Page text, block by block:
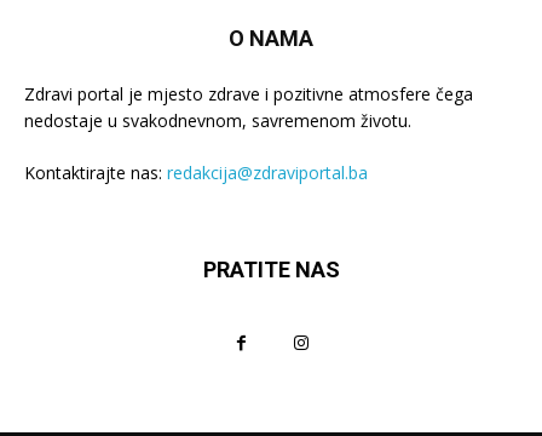
O NAMA
Zdravi portal je mjesto zdrave i pozitivne atmosfere čega
nedostaje u svakodnevnom, savremenom životu.
Kontaktirajte nas: redakcija@zdraviportal.ba
PRATITE NAS